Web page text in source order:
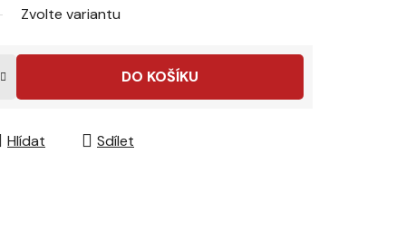
Zvolte variantu
DO KOŠÍKU
Hlídat Sdílet